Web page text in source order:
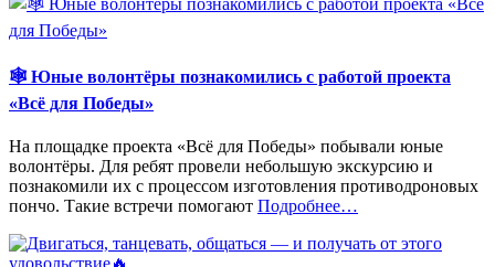
🕸 Юные волонтёры познакомились с работой проекта
«Всё для Победы»
На площадке проекта «Всё для Победы» побывали юные
волонтёры. Для ребят провели небольшую экскурсию и
познакомили их с процессом изготовления противодроновых
пончо. Такие встречи помогают Подробнее«%s»
…